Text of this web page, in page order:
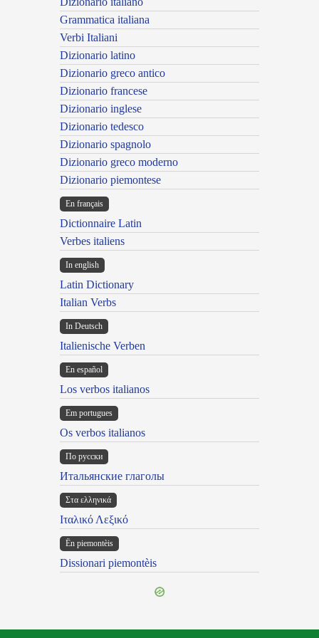
Grammatica italiana
Verbi Italiani
Dizionario latino
Dizionario greco antico
Dizionario francese
Dizionario inglese
Dizionario tedesco
Dizionario spagnolo
Dizionario greco moderno
Dizionario piemontese
En français
Dictionnaire Latin
Verbes italiens
In english
Latin Dictionary
Italian Verbs
In Deutsch
Italienische Verben
En español
Los verbos italianos
Em portugues
Os verbos italianos
По русски
Итальянские глаголы
Στα ελληνικά
Ιταλικό Λεξικό
Ën piemontèis
Dissionari piemontèis